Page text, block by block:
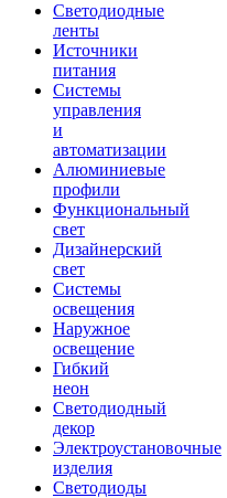
Светодиодные
ленты
Источники
питания
Системы
управления
и
автоматизации
Алюминиевые
профили
Функциональный
свет
Дизайнерский
свет
Системы
освещения
Наружное
освещение
Гибкий
неон
Светодиодный
декор
Электроустановочные
изделия
Светодиоды